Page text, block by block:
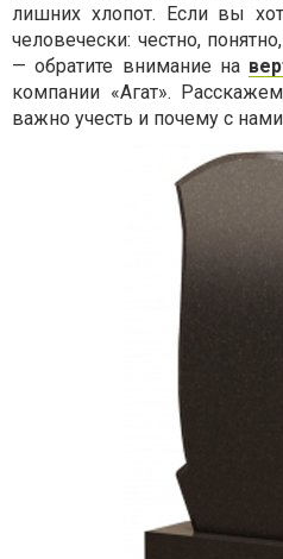
лишних хлопот. Если вы
человечески: честно,
— обратите внимание на
компании «Агат».
важно учесть и почему с